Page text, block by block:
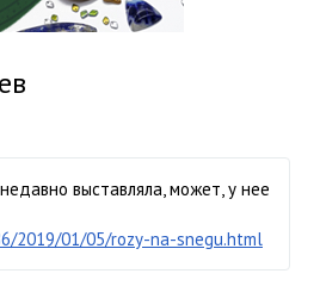
выставляла, может, у нее
2019/01/05/rozy-na-snegu.html